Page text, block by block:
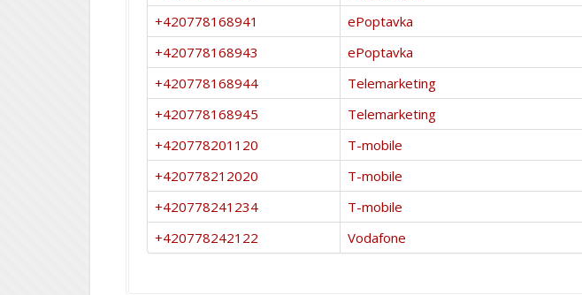
+420778168941
ePoptavka
+420778168943
ePoptavka
+420778168944
Telemarketing
+420778168945
Telemarketing
+420778201120
T-mobile
+420778212020
T-mobile
+420778241234
T-mobile
+420778242122
Vodafone